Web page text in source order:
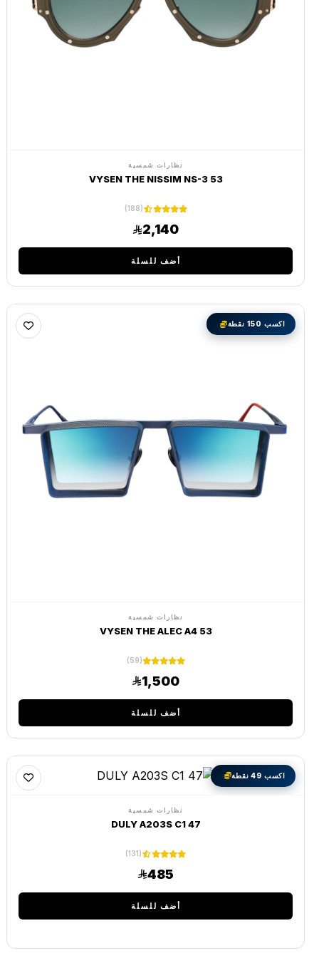
نظارات شمسية
VYSEN THE NISSIM NS-3 53
(188)
2,140
أضف للسلة
اكسب 150 نقطة
نظارات شمسية
VYSEN THE ALEC A4 53
(59)
1,500
أضف للسلة
اكسب 49 نقطة
نظارات شمسية
DULY A203S C1 47
(131)
485
أضف للسلة